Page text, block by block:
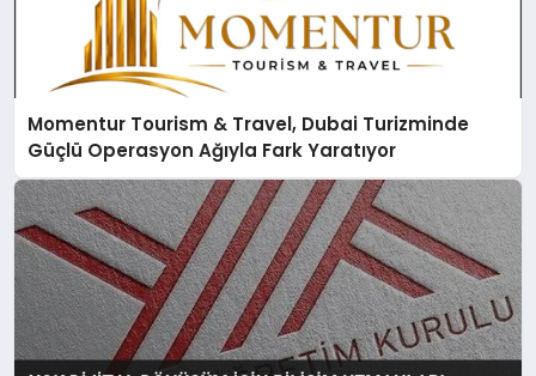
Momentur Tourism & Travel, Dubai Turizminde
Güçlü Operasyon Ağıyla Fark Yaratıyor